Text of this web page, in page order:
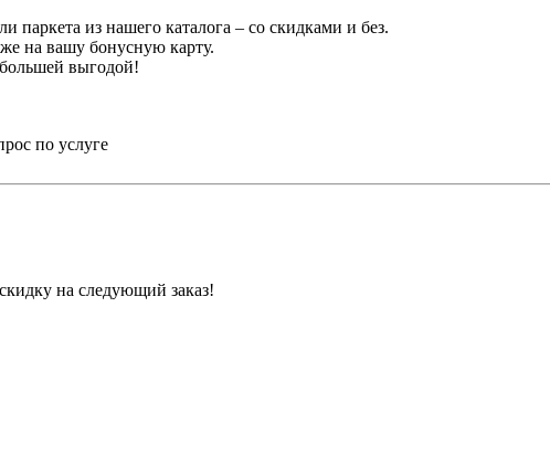
паркета из нашего каталога – со скидками и без.
на вашу бонусную карту.
выгодой!
по услуге
на следующий заказ!